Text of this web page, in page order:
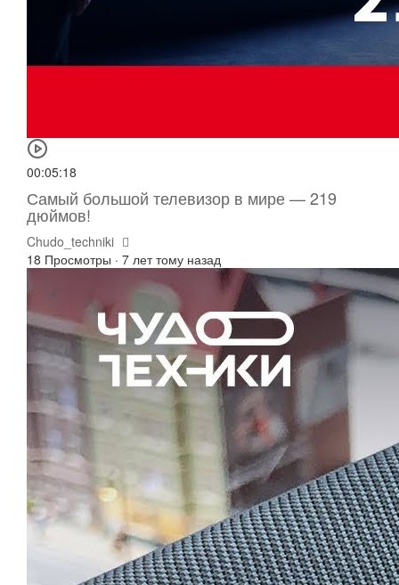
00:05:18
Самый большой телевизор в мире — 219
дюймов!
Chudo_techniki
18 Просмотры · 7 лет тому назад